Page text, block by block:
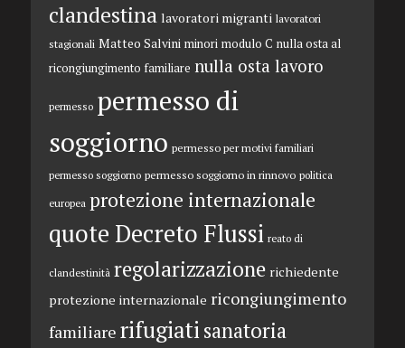
clandestina lavoratori migranti lavoratori
stagionali Matteo Salvini minori modulo C nulla osta al
ricongiungimento familiare nulla osta lavoro
permesso permesso di
soggiorno permesso per motivi familiari
permesso soggiorno permesso soggiorno in rinnovo politica
europea protezione internazionale
quote Decreto Flussi reato di
clandestinità regolarizzazione richiedente
protezione internazionale ricongiungimento
familiare rifugiatisanatoria